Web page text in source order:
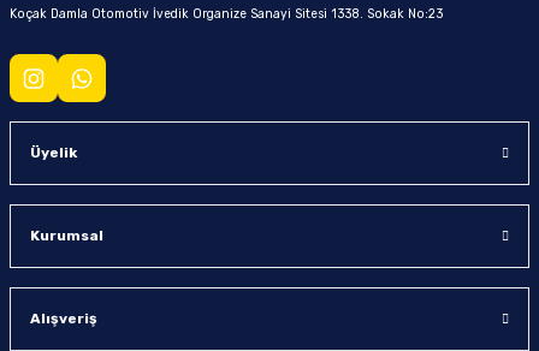
Koçak Damla Otomotiv İvedik Organize Sanayi Sitesi 1338. Sokak No:23
Üyelik
Kurumsal
Alışveriş